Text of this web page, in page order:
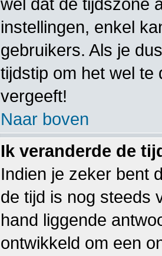
wel dat de tijdszone
instellingen, enkel
gebruikers. Als je
tijdstip om het wel te
vergeeft!
Naar boven
Ik veranderde de
Indien je zeker bent
de tijd is nog steeds
hand liggende
ontwikkeld om een